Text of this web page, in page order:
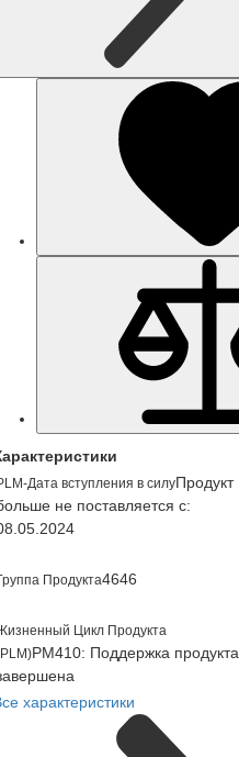
Дата вступления в силуПродукт
не поставляется с:
Продукта4646
Цикл Продукта
PM410: Поддержка продукта
характеристики